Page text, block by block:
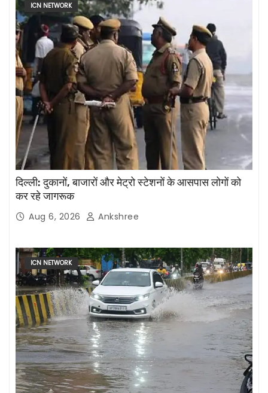
ICN NETWORK
दिल्ली: दुकानों, बाजारों और मेट्रो स्टेशनों के आसपास लोगों को
कर रहे जागरूक
Aug 6, 2026 Ankshree
ICN NETWORK